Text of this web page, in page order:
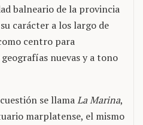
balneario de la provincia
carácter a los largo de
centro para
nuevas y a tono
se llamaLa Marina,
marplatense, el mismo